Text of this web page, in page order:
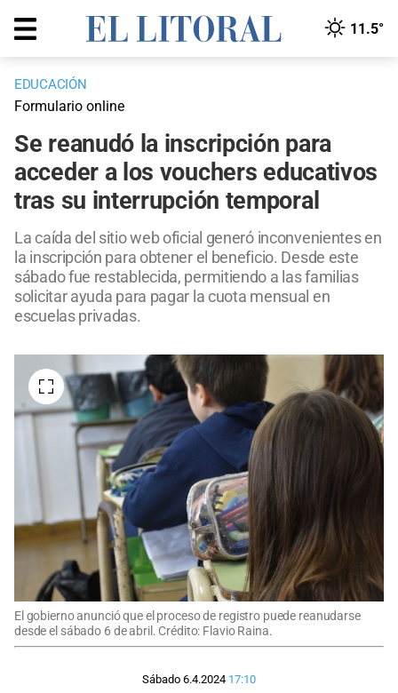
11.5°
EDUCACIÓN
Formulario online
Se reanudó la inscripción para
acceder a los vouchers educativos
tras su interrupción temporal
La caída del sitio web oficial generó inconvenientes en
la inscripción para obtener el beneficio. Desde este
sábado fue restablecida, permitiendo a las familias
solicitar ayuda para pagar la cuota mensual en
escuelas privadas.
El gobierno anunció que el proceso de registro puede reanudarse
desde el sábado 6 de abril. Crédito: Flavio Raina.
Sábado 6.4.2024 17:10